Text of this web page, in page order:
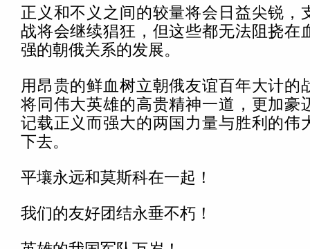
正义和不义之间的较量将会日益尖锐，
战将会继续猖狂，但这些都无法阻挠在
强的朝俄关系的发展。
用昂贵的鲜血树立朝俄友谊百年大计的
将同伟大英雄的高贵精神一道，更加豪
记载正义而强大的两国力量与胜利的伟
下去。
平壤永远和莫斯科在一起！
我们的友好团结永垂不朽！